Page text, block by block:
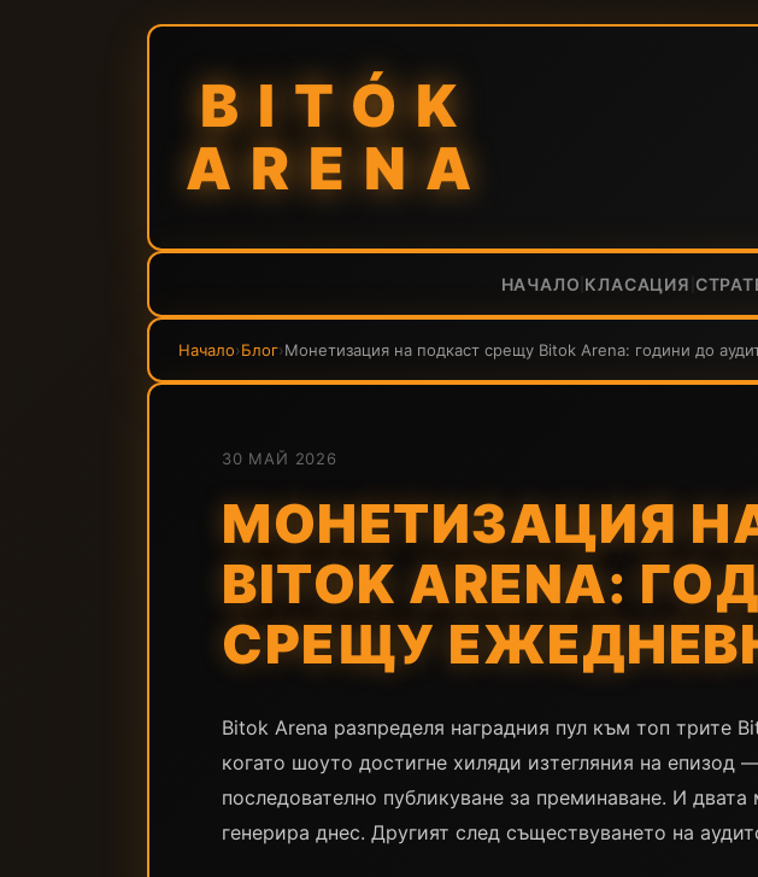
BITÓK
ARENA
НАЧАЛО КЛАСАЦИЯ
Начало›Блог›Монетизация на подкаст срещу Bitok Arena: години до
30 МАЙ 2026
МОНЕТИЗАЦИЯ
BITOK ARENA:
СРЕЩУ
Bitok Arena разпределя наградния пул към топ трите
когато шоуто достигне хиляди изтегляния на
последователно публикуване за преминаване. И
генерира днес. Другият след съществуването на